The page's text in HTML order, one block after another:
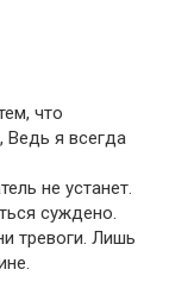
что
Ведь я всегда
не устанет.
суждено.
тревоги. Лишь